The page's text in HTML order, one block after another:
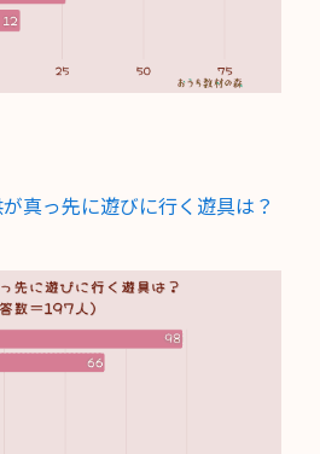
真っ先に遊びに行く遊具は？